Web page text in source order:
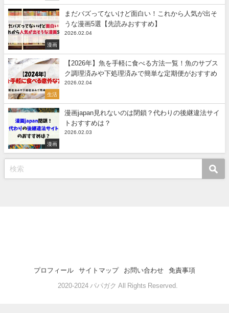
漫画
まだバズってないけど面白い！これから人気が出そ
うな漫画5選【先読みおすすめ】
2026.02.04
生活
【2026年】魚を手軽に食べる方法一覧！魚のサブス
ク調理済みや下処理済みで簡単な定期便がおすすめ
2026.02.04
漫画
漫画japan見れないのは閉鎖？代わりの後継違法サイ
トおすすめは？
2026.02.03
プロフィール サイトマップ お問い合わせ 免責事項
©2020-2024 パパガク All Rights Reserved.